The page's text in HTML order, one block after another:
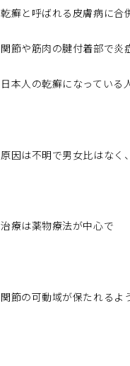
乾癬と呼ばれる皮膚病に合
関節や筋肉の腱付着部で炎
日本人の乾癬になっている
原因は不明で男女比はなく
治療は薬物療法が中心で
関節の可動域が保たれるよ